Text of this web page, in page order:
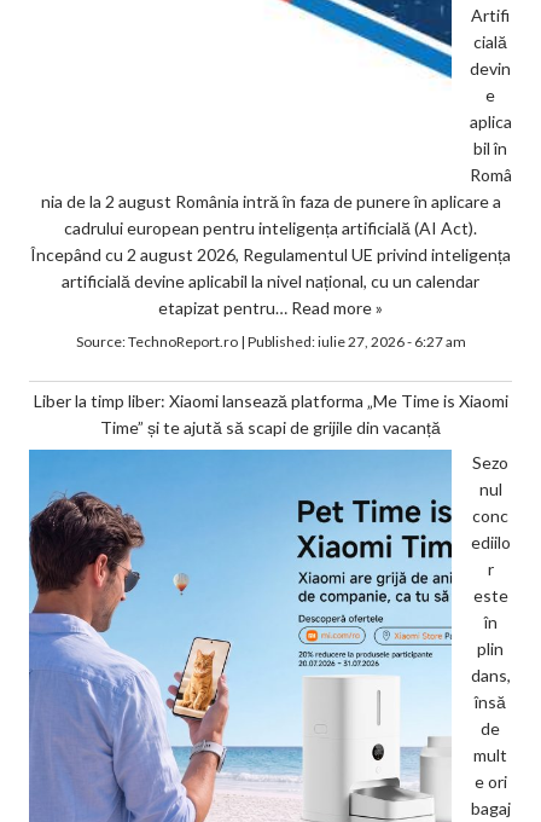
Artifi
cială
devin
e
aplica
bil în
Româ
nia de la 2 august România intră în faza de punere în aplicare a
cadrului european pentru inteligența artificială (AI Act).
Începând cu 2 august 2026, Regulamentul UE privind inteligența
artificială devine aplicabil la nivel național, cu un calendar
etapizat pentru… Read more »
Source:TechnoReport.ro| Published:iulie 27, 2026 - 6:27 am
Liber la timp liber: Xiaomi lansează platforma „Me Time is Xiaomi
Time” și te ajută să scapi de grijile din vacanță
Sezo
nul
conc
ediilo
r
este
în
plin
dans,
însă
de
mult
e ori
bagaj